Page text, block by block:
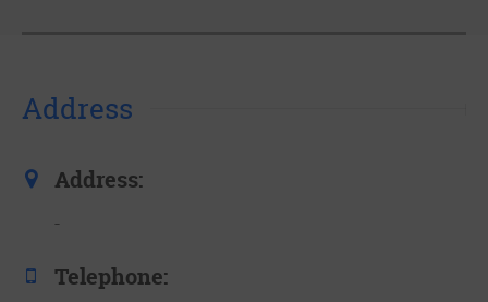
Address
Address:
-
Telephone: